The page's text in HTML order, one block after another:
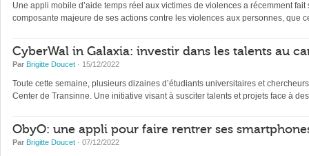
Une appli mobile d’aide temps réel aux victimes de violences a récemment
composante majeure de ses actions contre les violences aux personnes, que
CyberWal in Galaxia: investir dans les talents au
Par Brigitte Doucet · 15/12/2022
Toute cette semaine, plusieurs dizaines d’étudiants universitaires et
Center de Transinne. Une initiative visant à susciter talents et projets face à
ObyO: une appli pour faire rentrer ses
Par Brigitte Doucet · 07/12/2022